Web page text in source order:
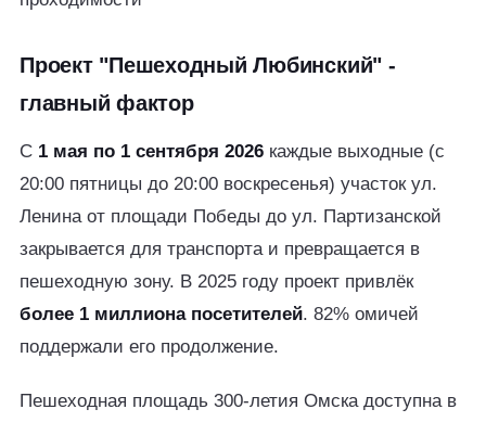
Проект "Пешеходный Любинский" -
главный фактор
С 1 мая по 1 сентября 2026 каждые выходные (с
20:00 пятницы до 20:00 воскресенья) участок ул.
Ленина от площади Победы до ул. Партизанской
закрывается для транспорта и превращается в
пешеходную зону. В 2025 году проект привлёк
более 1 миллиона посетителей. 82% омичей
поддержали его продолжение.
Пешеходная площадь 300-летия Омска доступна в